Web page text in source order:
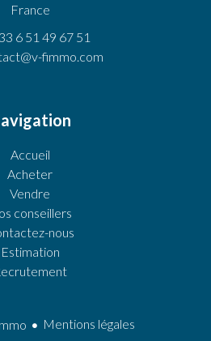
France
6 51 49 67 51
fimmo.com
Accueil
Acheter
Vendre
conseillers
nous
Estimation
Mentions légales